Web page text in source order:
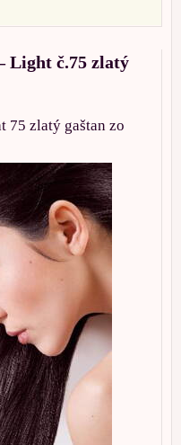
Light č.75 zlatý
75 zlatý gaštan zo